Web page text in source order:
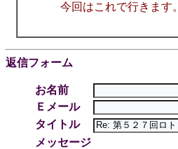
今回はこれで行きます。
返信フォーム
お名前
Ｅメール
タイトル
メッセージ